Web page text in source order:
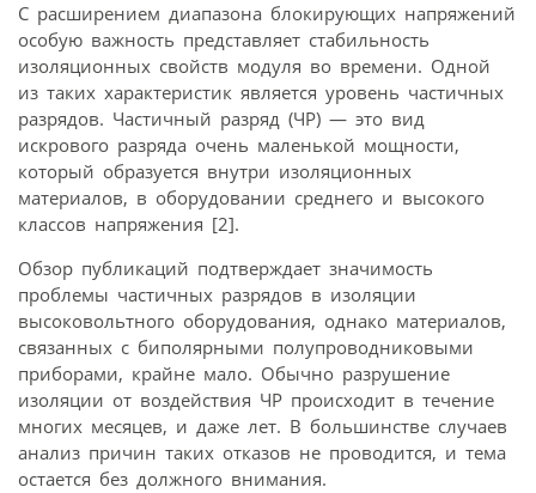
С расширением диапазона блокирующих напряжений
особую важность представляет стабильность
изоляционных свойств модуля во времени. Одной
из таких характеристик является уровень частичных
разрядов. Частичный разряд (ЧР) — это вид
искрового разряда очень маленькой мощности,
который образуется внутри изоляционных
материалов, в оборудовании среднего и высокого
классов напряжения [2].
Обзор публикаций подтверждает значимость
проблемы частичных разрядов в изоляции
высоковольтного оборудования, однако материалов,
связанных с биполярными полупроводниковыми
приборами, крайне мало. Обычно разрушение
изоляции от воздействия ЧР происходит в течение
многих месяцев, и даже лет. В большинстве случаев
анализ причин таких отказов не проводится, и тема
остается без должного внимания.